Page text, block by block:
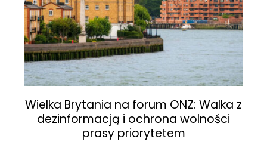
Wielka Brytania na forum ONZ: Walka z
dezinformacją i ochrona wolności
prasy priorytetem